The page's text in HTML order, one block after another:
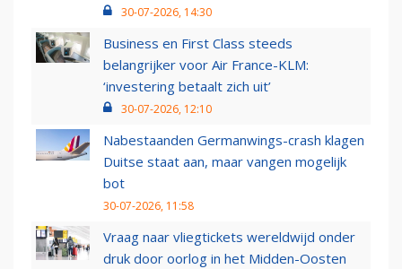
30-07-2026, 14:30
Business en First Class steeds
belangrijker voor Air France-KLM:
‘investering betaalt zich uit’
30-07-2026, 12:10
Nabestaanden Germanwings-crash klagen
Duitse staat aan, maar vangen mogelijk
bot
30-07-2026, 11:58
Vraag naar vliegtickets wereldwijd onder
druk door oorlog in het Midden-Oosten